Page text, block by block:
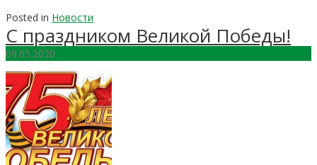
Posted in Новости
С праздником Великой Победы!
09.05.2020